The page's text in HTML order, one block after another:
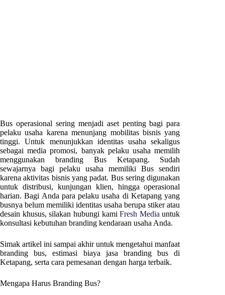
Bus operasional sering menjadi aset penting bagi para
pelaku usaha karena menunjang mobilitas bisnis yang
tinggi. Untuk menunjukkan identitas usaha sekaligus
sebagai media promosi, banyak pelaku usaha memilih
menggunakan branding Bus Ketapang. Sudah
sewajarnya bagi pelaku usaha memiliki Bus sendiri
karena aktivitas bisnis yang padat. Bus sering digunakan
untuk distribusi, kunjungan klien, hingga operasional
harian. Bagi Anda para pelaku usaha diKetapangyang
busnya belum memiliki identitas usaha berupa stiker atau
desain khusus, silakan hubungi kamiFresh Media untuk
konsultasi kebutuhan branding kendaraan usaha Anda.
Simak artikel ini sampai akhir untuk mengetahui manfaat
branding bus, estimasi biaya jasa branding bus di
Ketapang, serta cara pemesanan dengan harga terbaik.
Mengapa Harus Branding Bus?